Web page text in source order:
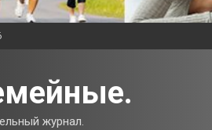
журнал.